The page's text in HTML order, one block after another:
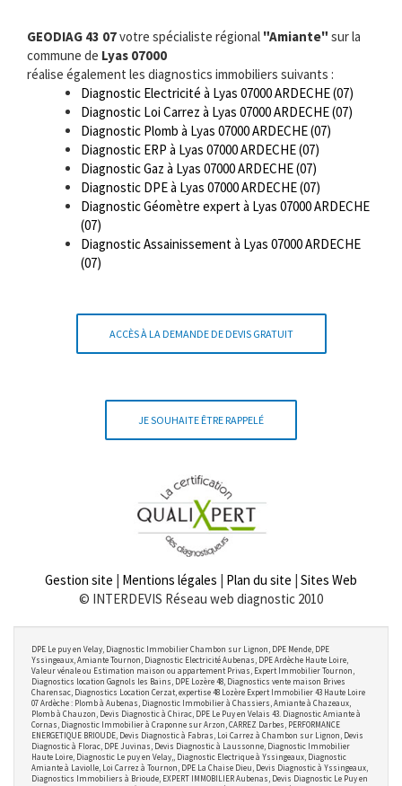
GEODIAG 43 07votre spécialiste régional "Amiante" sur la
commune de Lyas 07000
réalise également les diagnostics immobiliers suivants :
Diagnostic Electricité à Lyas 07000 ARDECHE (07)
Diagnostic Loi Carrez à Lyas 07000 ARDECHE (07)
Diagnostic Plomb à Lyas 07000 ARDECHE (07)
Diagnostic ERP à Lyas 07000 ARDECHE (07)
Diagnostic Gaz à Lyas 07000 ARDECHE (07)
Diagnostic DPE à Lyas 07000 ARDECHE (07)
Diagnostic Géomètre expert à Lyas 07000 ARDECHE
(07)
Diagnostic Assainissement à Lyas 07000 ARDECHE
(07)
ACCÈS À LA DEMANDE DE DEVIS GRATUIT
JE SOUHAITE ÊTRE RAPPELÉ
Gestion site Mentions légales Plan du site Sites Web
© INTERDEVIS Réseau web diagnostic 2010
DPE Le puy en Velay, Diagnostic Immobilier Chambon sur Lignon, DPE Mende, DPE
Yssingeaux, Amiante Tournon, Diagnostic Electricité Aubenas, DPE Ardèche Haute Loire,
Valeur vénale ou Estimation maison ou appartement Privas, Expert Immobilier Tournon,
Diagnostics location Gagnols les Bains, DPE Lozère 48, Diagnostics vente maison Brives
Charensac, Diagnostics Location Cerzat, expertise 48 Lozère Expert Immobilier 43 Haute Loire
07 Ardèche : Plomb à Aubenas, Diagnostic Immobilier à Chassiers, Amiante à Chazeaux,
Plomb à Chauzon, Devis Diagnostic à Chirac, DPE Le Puy en Velais 43. Diagnostic Amiante à
Cornas, Diagnostic Immobilier à Craponne sur Arzon, CARREZ Darbes, PERFORMANCE
ENERGETIQUE BRIOUDE, Devis Diagnostic à Fabras, Loi Carrez à Chambon sur Lignon, Devis
Diagnostic à Florac, DPE Juvinas, Devis Diagnostic à Laussonne, Diagnostic Immobilier
Haute Loire, Diagnostic Le puy en Velay,, Diagnostic Electrique à Yssingeaux, Diagnostic
Amiante à Laviolle, Loi Carrez à Tournon, DPE La Chaise Dieu, Devis Diagnostic à Yssingeaux,
Diagnostics Immobiliers à Brioude, EXPERT IMMOBILIER Aubenas, Devis Diagnostic Le Puy en